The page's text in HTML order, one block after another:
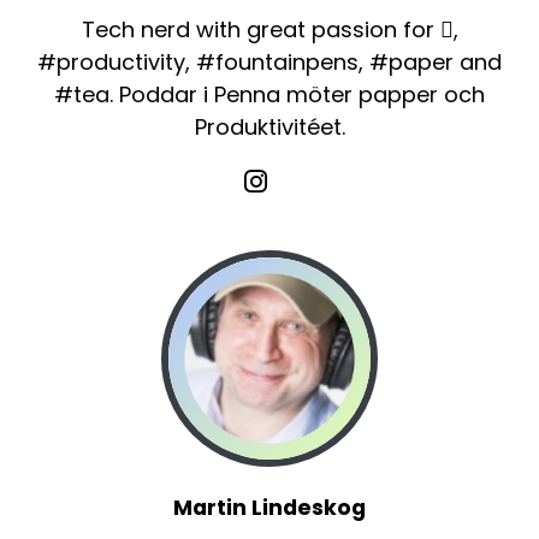
Tech nerd with great passion for ,
#productivity, #fountainpens, #paper and
#tea. Poddar i Penna möter papper och
Produktivitéet.
Martin Lindeskog